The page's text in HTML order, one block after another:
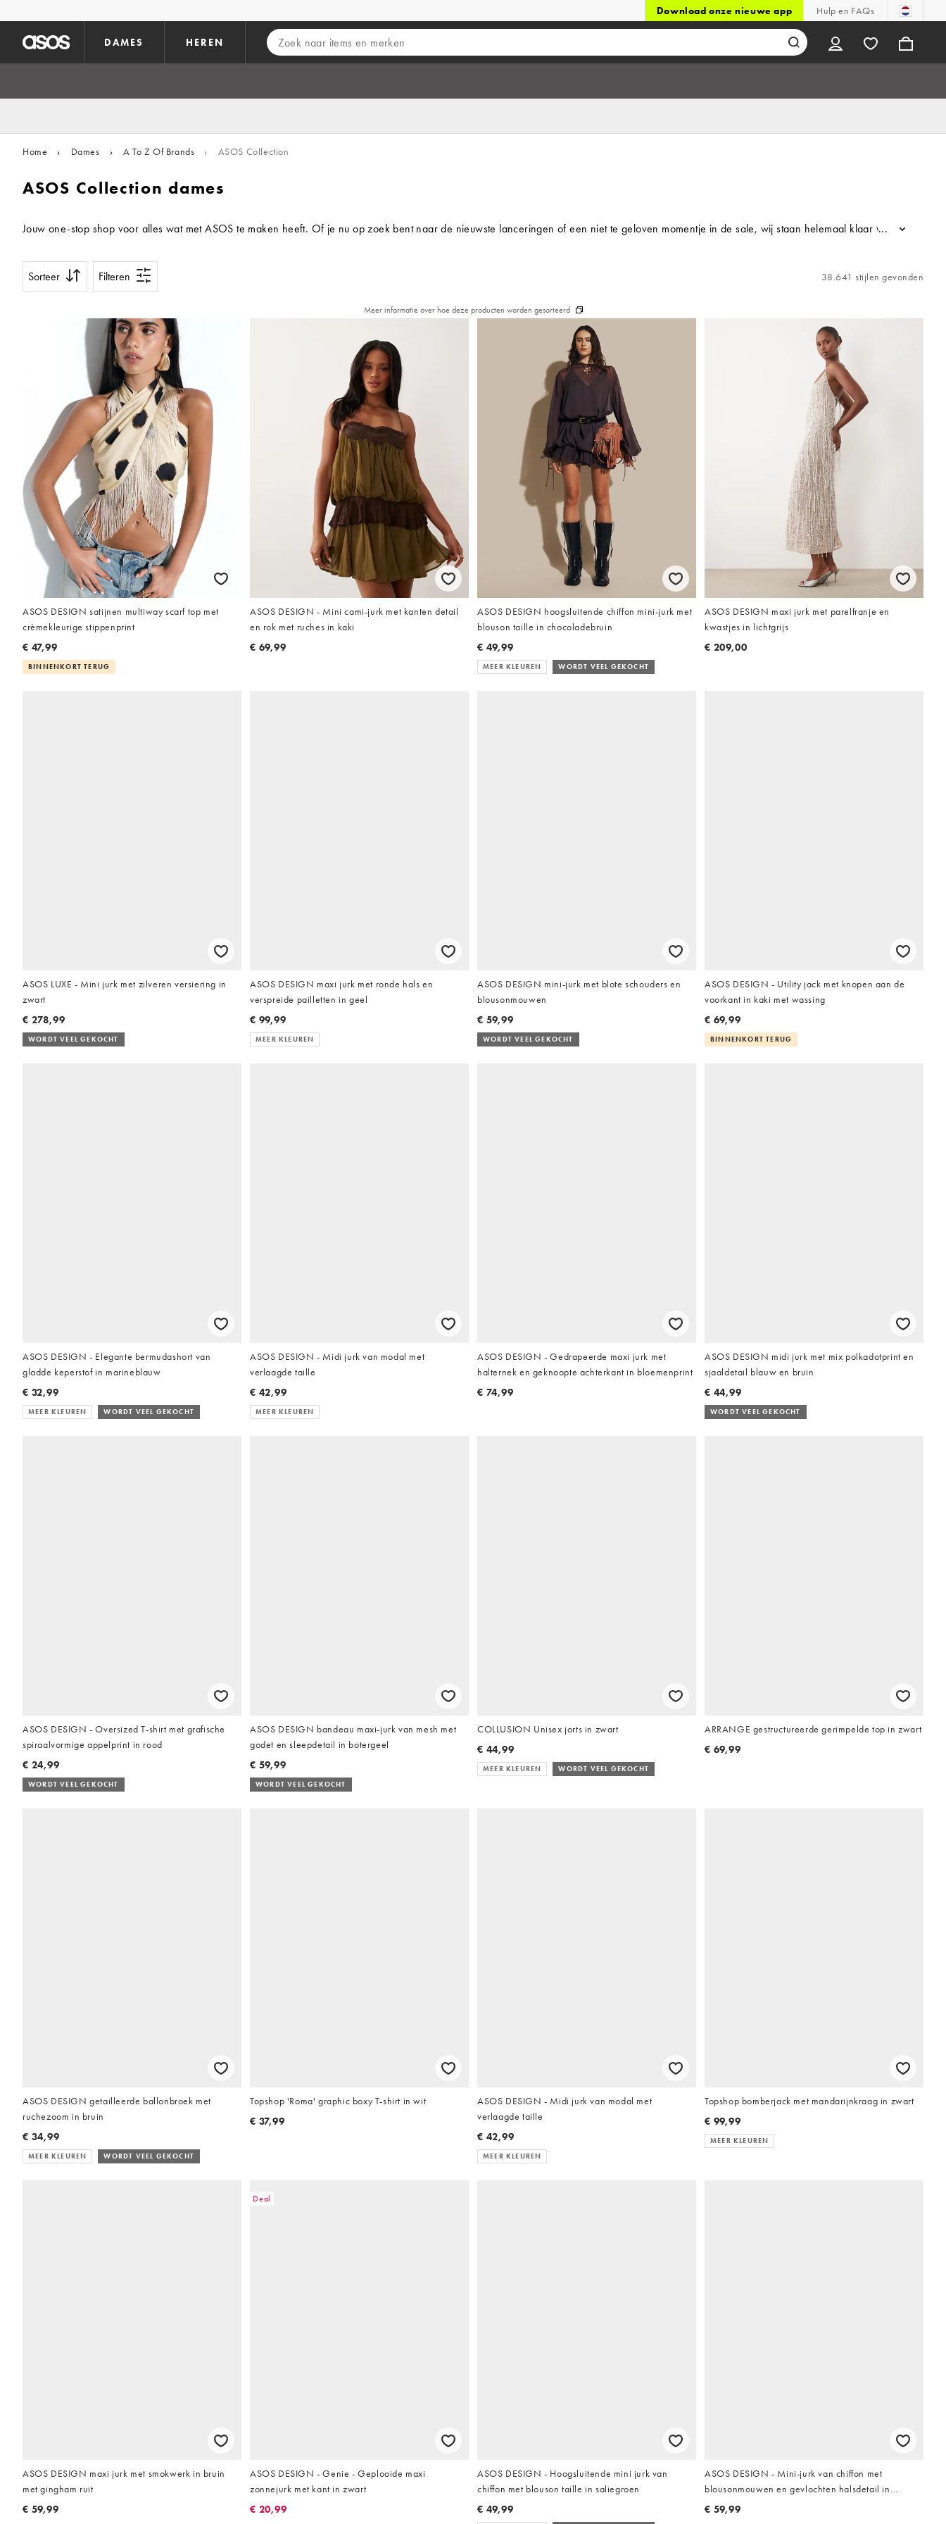
Download onze nieuwe app Hulp en FAQs
DAMES HEREN
Home › Dames › A To Z Of Brands › ASOS Collection
ASOS Collection dames
Jouw one-stop shop voor alles wat met ASOS te maken heeft. Of je nu op zoek bent naar de nieuwste lanceringen of een niet te geloven momentje in de sale, wij staan helemaal klaar voor jouw
...
Sorteer Filteren 38.641 stijlen gevonden
Meer informatie over hoe deze producten worden gesorteerd
ASOS DESIGN satijnen multiway scarf top met
crèmekleurige stippenprint
€ 47,99
BINNENKORT TERUG
ASOS DESIGN - Mini cami-jurk met kanten detail
en rok met ruches in kaki
€ 69,99
ASOS DESIGN hoogsluitende chiffon mini-jurk met
blouson taille in chocoladebruin
€ 49,99
MEER KLEUREN WORDT VEEL GEKOCHT
ASOS DESIGN maxi jurk met parelfranje en
kwastjes in lichtgrijs
€ 209,00
ASOS LUXE - Mini jurk met zilveren versiering in
zwart
€ 278,99
WORDT VEEL GEKOCHT
ASOS DESIGN maxi jurk met ronde hals en
verspreide pailletten in geel
€ 99,99
MEER KLEUREN
ASOS DESIGN mini-jurk met blote schouders en
blousonmouwen
€ 59,99
WORDT VEEL GEKOCHT
ASOS DESIGN - Utility jack met knopen aan de
voorkant in kaki met wassing
€ 69,99
BINNENKORT TERUG
ASOS DESIGN - Elegante bermudashort van
gladde keperstof in marineblauw
€ 32,99
MEER KLEUREN WORDT VEEL GEKOCHT
ASOS DESIGN - Midi jurk van modal met
verlaagde taille
€ 42,99
MEER KLEUREN
ASOS DESIGN - Gedrapeerde maxi jurk met
halternek en geknoopte achterkant in bloemenprint
€ 74,99
ASOS DESIGN midi jurk met mix polkadotprint en
sjaaldetail blauw en bruin
€ 44,99
WORDT VEEL GEKOCHT
ASOS DESIGN - Oversized T-shirt met grafische
spiraalvormige appelprint in rood
€ 24,99
WORDT VEEL GEKOCHT
ASOS DESIGN bandeau maxi-jurk van mesh met
godet en sleepdetail in botergeel
€ 59,99
WORDT VEEL GEKOCHT
COLLUSION Unisex jorts in zwart
€ 44,99
MEER KLEUREN WORDT VEEL GEKOCHT
ARRANGE gestructureerde gerimpelde top in zwart
€ 69,99
ASOS DESIGN getailleerde ballonbroek met
ruchezoom in bruin
€ 34,99
MEER KLEUREN WORDT VEEL GEKOCHT
Topshop 'Roma' graphic boxy T-shirt in wit
€ 37,99
ASOS DESIGN - Midi jurk van modal met
verlaagde taille
€ 42,99
MEER KLEUREN
Topshop bomberjack met mandarijnkraag in zwart
€ 99,99
MEER KLEUREN
ASOS DESIGN maxi jurk met smokwerk in bruin
met gingham ruit
€ 59,99
Deal
ASOS DESIGN - Genie - Geplooide maxi
zonnejurk met kant in zwart
€ 20,99
ASOS DESIGN - Hoogsluitende mini jurk van
chiffon met blouson taille in saliegroen
€ 49,99
ASOS DESIGN - Mini-jurk van chiffon met
blousonmouwen en gevlochten halsdetail in
olijfgroen
€ 59,99